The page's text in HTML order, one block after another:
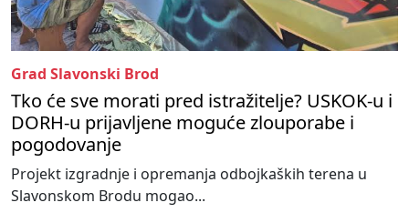
Grad Slavonski Brod
Tko će sve morati pred istražitelje? USKOK-u i
DORH-u prijavljene moguće zlouporabe i
pogodovanje
Projekt izgradnje i opremanja odbojkaških terena u
Slavonskom Brodu mogao...